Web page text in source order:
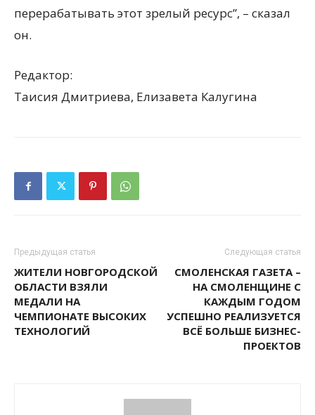
перерабатывать этот зрелый ресурс”, – сказал
он.
Редактор:
Таисия Дмитриева, Елизавета Калугина
Предыдущая статья
ЖИТЕЛИ НОВГОРОДСКОЙ
ОБЛАСТИ ВЗЯЛИ
МЕДАЛИ НА
ЧЕМПИОНАТЕ ВЫСОКИХ
ТЕХНОЛОГИЙ
Следующая статья
СМОЛЕНСКАЯ ГАЗЕТА –
НА СМОЛЕНЩИНЕ С
КАЖДЫМ ГОДОМ
УСПЕШНО РЕАЛИЗУЕТСЯ
ВСЁ БОЛЬШЕ БИЗНЕС-
ПРОЕКТОВ